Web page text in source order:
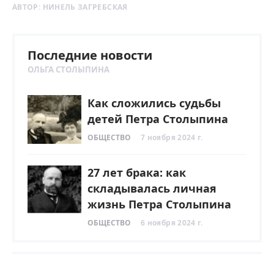
АВТОР: НИНЕЛЬ ЗАГРЕБСКАЯ
Последние новости
ОЛЬГА СТОЛЫПИНА
Как сложились судьбы
детей Петра Столыпина
ОБЩЕСТВО 7 ноября 2024 г.
27 лет брака: как
складывалась личная
жизнь Петра Столыпина
ОБЩЕСТВО 6 ноября 2024 г.